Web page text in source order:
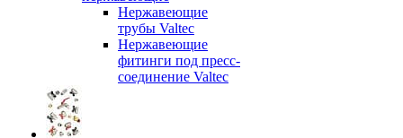
Нержавеющие
трубы Valtec
Нержавеющие
фитинги под пресс-
соединение Valtec